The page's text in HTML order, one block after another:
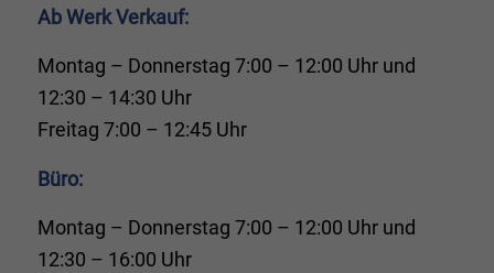
Ab Werk Verkauf:
Montag – Donnerstag 7:00 – 12:00 Uhr und
12:30 – 14:30 Uhr
Freitag 7:00 – 12:45 Uhr
Büro:
Montag – Donnerstag 7:00 – 12:00 Uhr und
12:30 – 16:00 Uhr